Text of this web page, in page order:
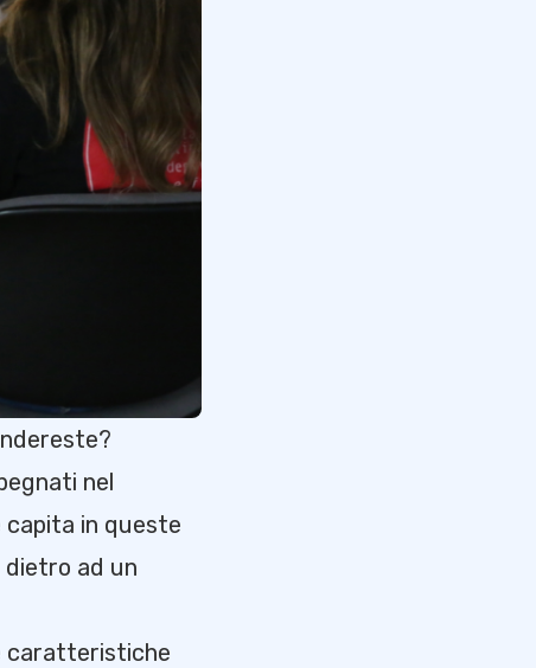
nel
capita in queste
dietro ad un
caratteristiche